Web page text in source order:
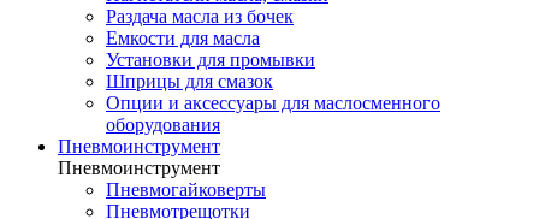
Раздача масла из бочек
Емкости для масла
Установки для промывки
Шприцы для смазок
Опции и аксессуары для маслосменного
оборудования
Пневмоинструмент
Пневмоинструмент
Пневмогайковерты
Пневмотрещотки